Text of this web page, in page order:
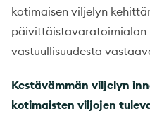
kotimaisen viljelyn
päivittäistavaratoimialan
vastuullisuudesta
Kestävämmän viljelyn
kotimaisten viljojen